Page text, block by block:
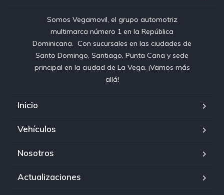
Somos Vegamovil, el grupo automotriz
multimarca número 1 en la República
Dominicana⁣. ⁣ Con sucursales en las ciudades de
Santo Domingo, Santiago, Punta Cana y sede
principal en la ciudad de La Vega. ¡Vamos más
allá!
Inicio
Vehículos
Nosotros
Actualizaciones